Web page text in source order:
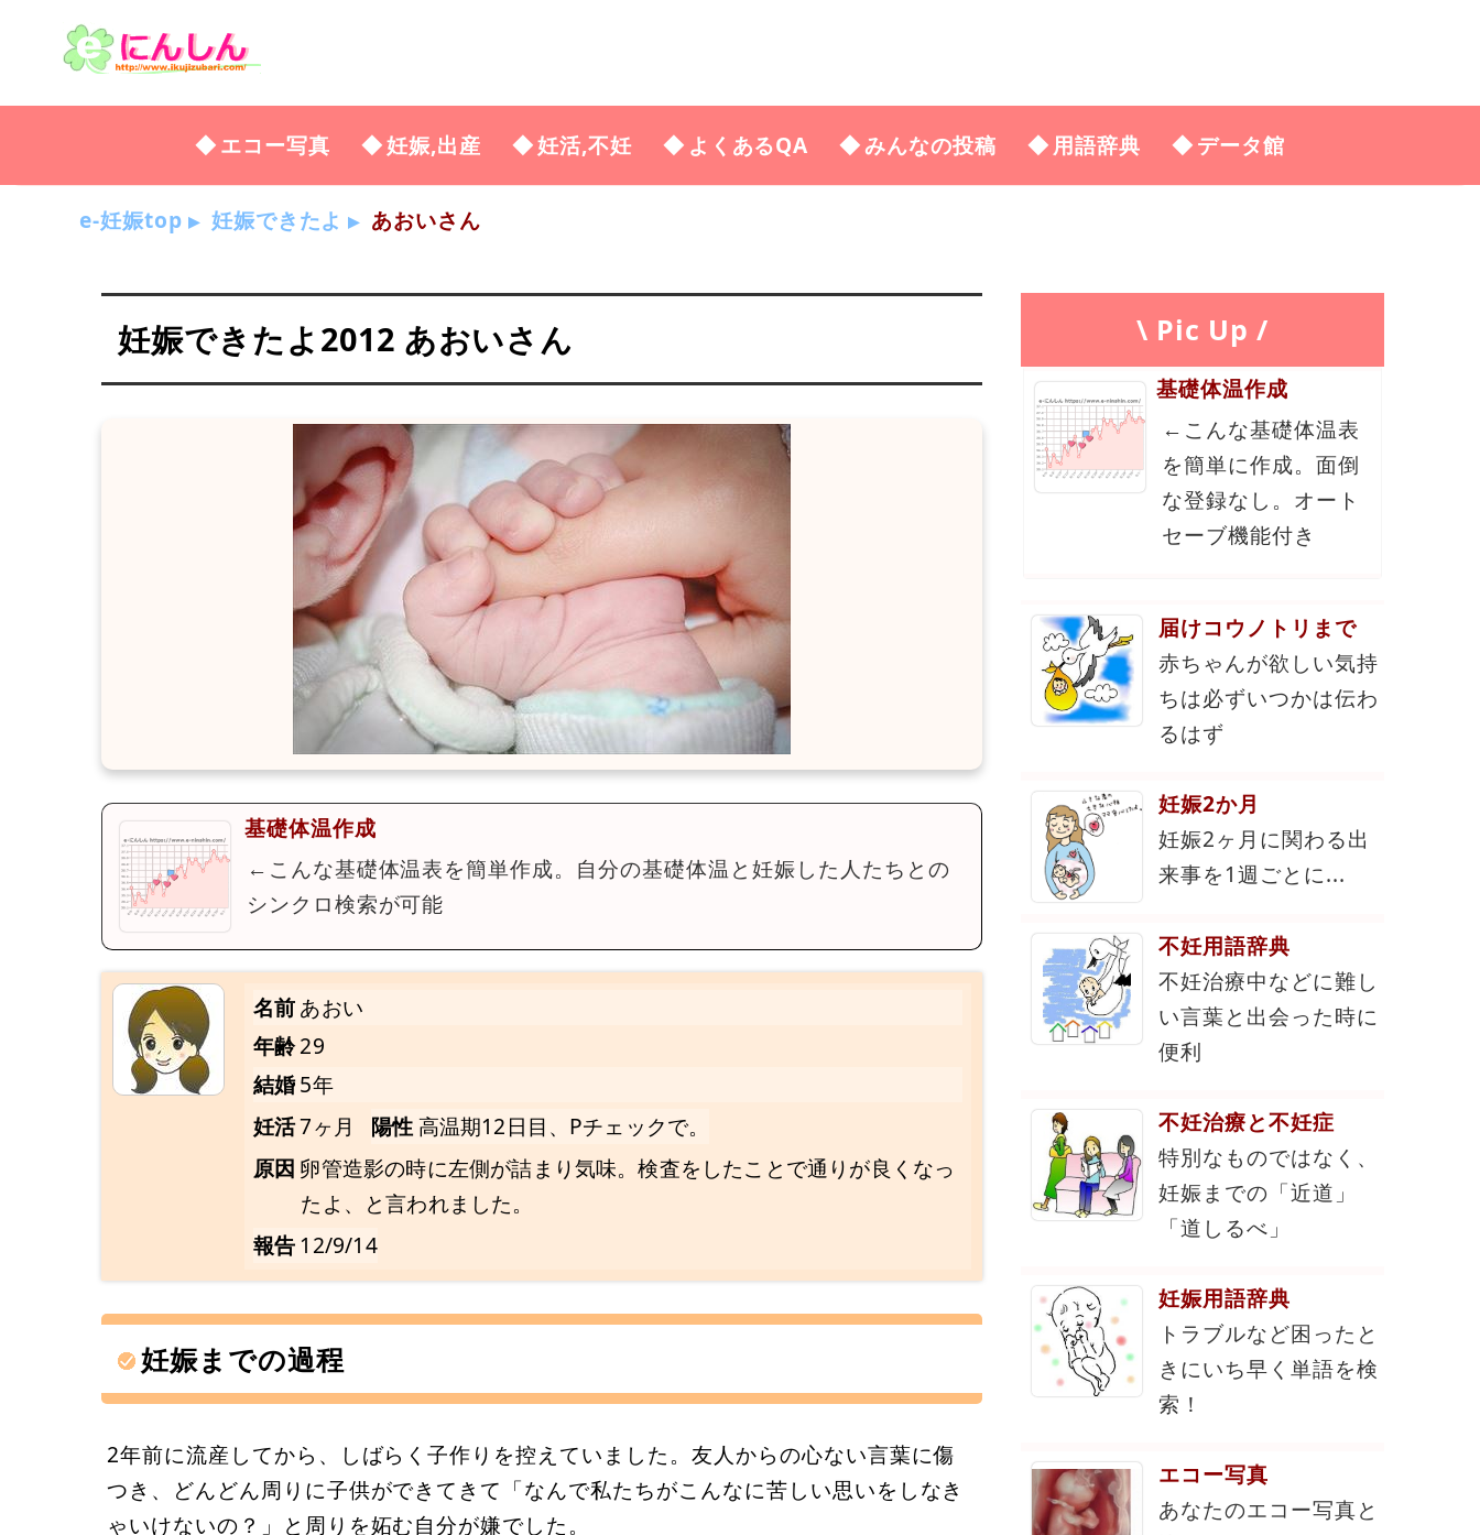
エコー写真 妊娠,出産 妊活,不妊 よくあるQA みんなの投稿 用語辞典 データ館
e-妊娠top 妊娠できたよ あおいさん
妊娠できたよ2012 あおいさん
基礎体温作成
←こんな基礎体温表を簡単作成。自分の基礎体温と妊娠した人たちとの
シンクロ検索が可能
名前あおい
年齢29
結婚5年
妊活7ヶ月 陽性高温期12日目、Pチェックで。
原因 卵管造影の時に左側が詰まり気味。検査をしたことで通りが良くなっ
たよ、と言われました。
報告 12/9/14
妊娠までの過程
2年前に流産してから、しばらく子作りを控えていました。友人からの心ない言葉に傷
つき、どんどん周りに子供ができてきて「なんで私たちがこんなに苦しい思いをしなき
ゃいけないの？」と周りを妬む自分が嫌でした。
\ Pic Up /
基礎体温作成
←こんな基礎体温表
を簡単に作成。面倒
な登録なし。オート
セーブ機能付き
届けコウノトリまで
赤ちゃんが欲しい気持
ちは必ずいつかは伝わ
るはず
妊娠2か月
妊娠2ヶ月に関わる出
来事を1週ごとに...
不妊用語辞典
不妊治療中などに難し
い言葉と出会った時に
便利
不妊治療と不妊症
特別なものではなく、
妊娠までの「近道」
「道しるべ」
妊娠用語辞典
トラブルなど困ったと
きにいち早く単語を検
索！
エコー写真
あなたのエコー写真と